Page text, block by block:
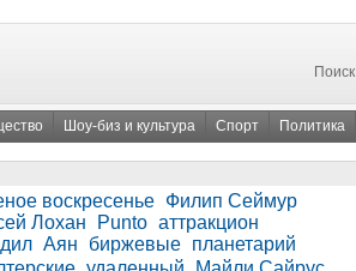
Поиск
Шоу-биз и культура Спорт Политика
воскресенье Филип Сеймур
Лохан Punto аттракцион
Аян биржевые планетарий